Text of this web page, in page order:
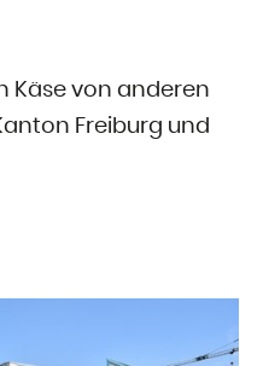
Käse von anderen
Freiburg und